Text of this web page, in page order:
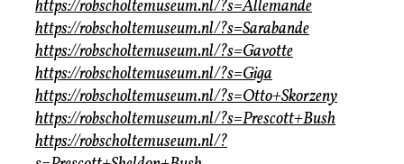
https://robscholtemuseum.nl/?s=Allemande
https://robscholtemuseum.nl/?s=Sarabande
https://robscholtemuseum.nl/?s=Gavotte
https://robscholtemuseum.nl/?s=Giga
https://robscholtemuseum.nl/?s=Otto+Skorzeny
https://robscholtemuseum.nl/?s=Prescott+Bush
https://robscholtemuseum.nl/?